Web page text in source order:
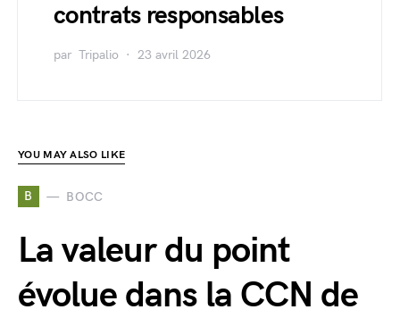
contrats responsables
par Tripalio 23 avril 2026
YOU MAY ALSO LIKE
B BOCC
La valeur du point
évolue dans la CCN de